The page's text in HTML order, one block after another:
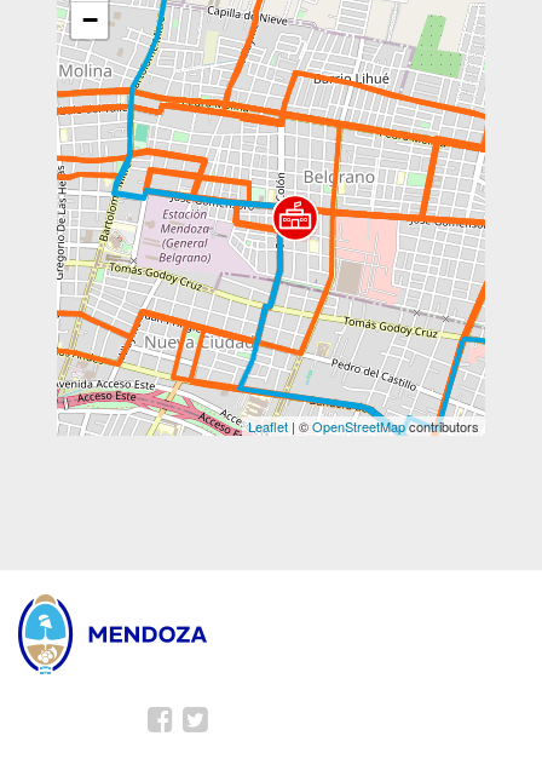
−
Leaflet | ©OpenStreetMapcontributors